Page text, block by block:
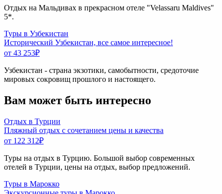
Отдых на Мальдивах в прекрасном отеле "Velassaru Maldives"
5*.
Туры в Узбекистан
Исторический Узбекистан, все самое интересное!
от 43 253₽
Узбекистан - страна экзотики, самобытности, средоточие
мировых сокровищ прошлого и настоящего.
Вам может быть интересно
Отдых в Турции
Пляжный отдых с сочетанием цены и качества
от 122 312₽
Туры на отдых в Турцию. Большой выбор современных
отелей в Турции, цены на отдых, выбор предложений.
Туры в Марокко